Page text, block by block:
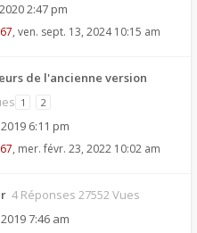
2:47 pm
, ven. sept. 13, 2024 10:15 am
de l'ancienne version
1 2
6:11 pm
, mer. févr. 23, 2022 10:02 am
4 Réponses 27552 Vues
7:46 am